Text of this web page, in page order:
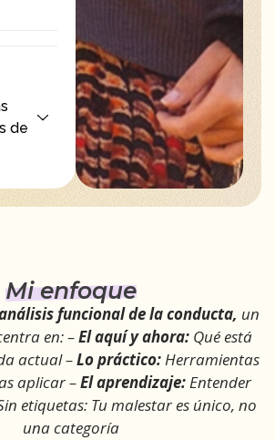
de
Mi enfoque
funcional de la conducta, un
en: –El aquí y ahora: Qué está
actual –Lo práctico:Herramientas
aplicar –El aprendizaje:Entender
etiquetas: Tu malestar es único, no
una categoría